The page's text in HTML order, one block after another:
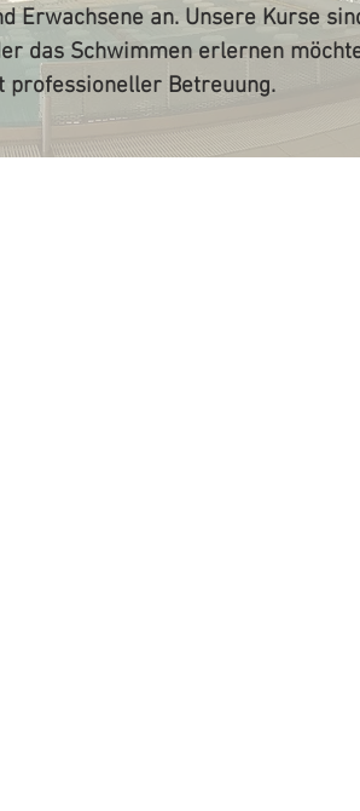
Erwachsene an. Unsere Kurse
das Schwimmen erlernen
professioneller Betreuung.